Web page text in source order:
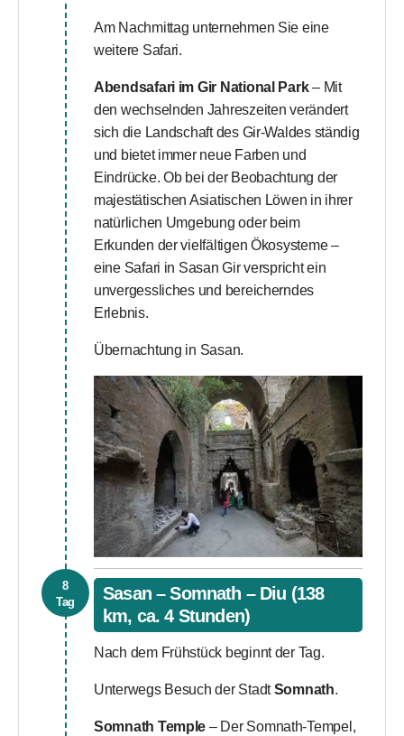
Am Nachmittag unternehmen Sie eine
weitere Safari.
Abendsafari im Gir National Park– Mit
den wechselnden Jahreszeiten verändert
sich die Landschaft des Gir-Waldes ständig
und bietet immer neue Farben und
Eindrücke. Ob bei der Beobachtung der
majestätischen Asiatischen Löwen in ihrer
natürlichen Umgebung oder beim
Erkunden der vielfältigen Ökosysteme –
eine Safari in Sasan Gir verspricht ein
unvergessliches und bereicherndes
Erlebnis.
Übernachtung in Sasan.
8
Tag
Sasan – Somnath – Diu (138
km, ca. 4 Stunden)
Nach dem Frühstück beginnt der Tag.
Unterwegs Besuch der StadtSomnath.
Somnath Temple – Der Somnath-Tempel,